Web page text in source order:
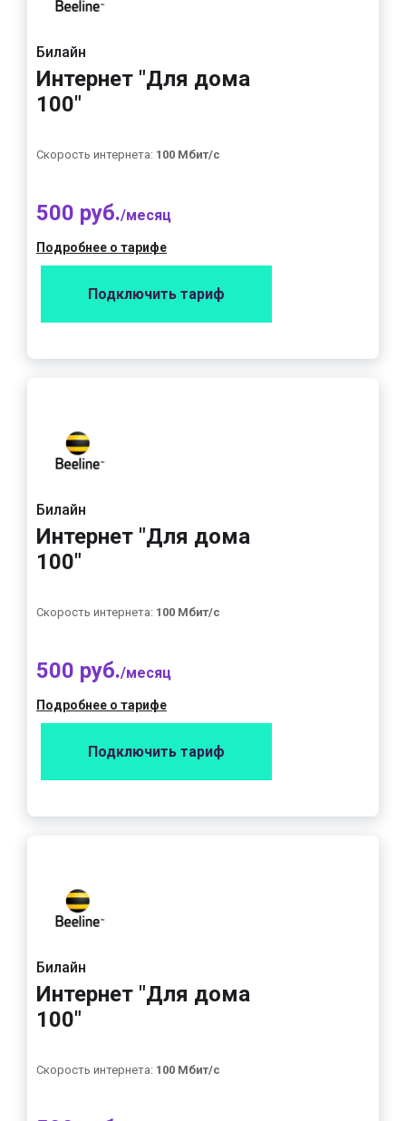
Билайн
Интернет "Для дома
100"
Скорость интернета: 100 Мбит/с
500 руб./месяц
Подробнее о тарифе
Подключить тариф
Билайн
Интернет "Для дома
100"
Скорость интернета: 100 Мбит/с
500 руб./месяц
Подробнее о тарифе
Подключить тариф
Билайн
Интернет "Для дома
100"
Скорость интернета: 100 Мбит/с